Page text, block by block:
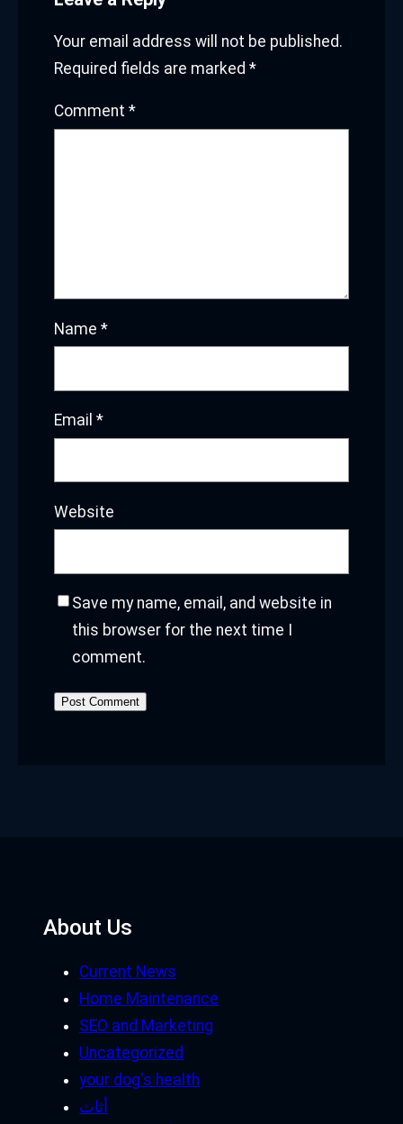
Your email address will not be published.
Required fields are marked *
Comment *
Name *
Email *
Website
Save my name, email, and website in
this browser for the next time I
comment.
About Us
Current News
Home Maintenance
SEO and Marketing
Uncategorized
your dog's health
أثاث